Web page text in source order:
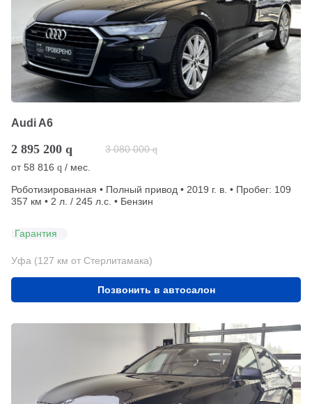
Audi A6
2 895 200 q 3 080 000 q
от58 816 q / мес.
Роботизированная • Полный привод • 2019 г. в. • Пробег: 109
357 км • 2 л. / 245 л.с. • Бензин
Гарантия
Уфа (127 км от Стерлитамака)
Позвонить в автосалон